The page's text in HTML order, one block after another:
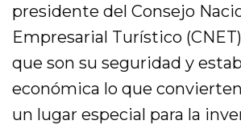
presidente del Consejo
Empresarial Turístico
que son su seguridad y
económica lo que
un lugar especial para la